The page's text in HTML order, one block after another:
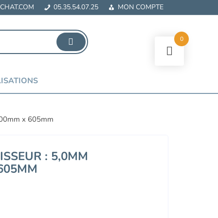
05.35.54.07.25 MON COMPTE
x 605mm
: 5,0MM
0